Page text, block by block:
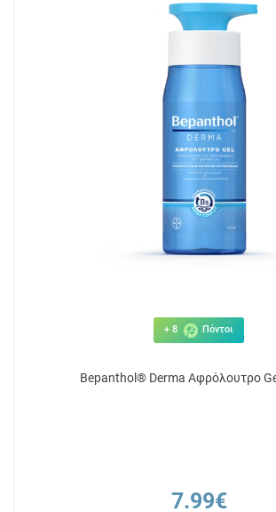
+ 8 Πόντοι
Bepanthol® Derma Αφρόλουτρο
7.99€